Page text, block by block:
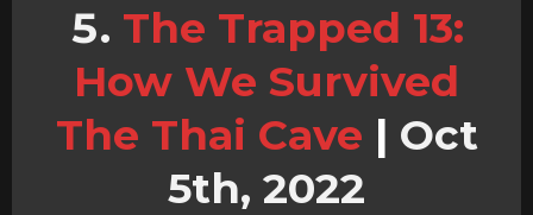
The Trapped 13:
How We Survived
The Thai Cave | Oct
5th, 2022